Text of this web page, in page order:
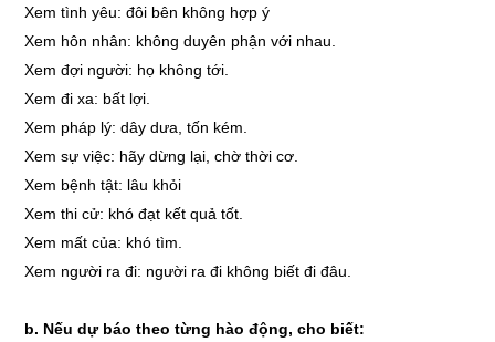
Xem tình yêu: đôi bên không hợp ý
Xem hôn nhân: không duyên phận với nhau.
Xem đợi người: họ không tới.
Xem đi xa: bất lợi.
Xem pháp lý: dây dưa, tốn kém.
Xem sự việc: hãy dừng lại, chờ thời cơ.
Xem bệnh tật: lâu khỏi
Xem thi cử: khó đạt kết quả tốt.
Xem mất của: khó tìm.
Xem người ra đi: người ra đi không biết đi đâu.
b. Nếu dự báo theo từng hào động, cho biết: